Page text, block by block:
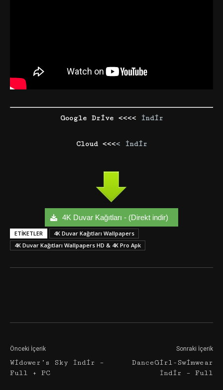
Google Drive <<<< İndir
Cloud <<<< İndir
4K Duvar Kağıtları - (Direkt indir)
ETIKETLER
4K Duvar Kağıtları Wallpapers
4K Duvar Kağıtları Wallpapers HD & 4K Pro Apk
Önceki İçerik
Widower’s Sky İndir –
Full + PC
Sonraki İçerik
DanceGirl-Swimwear
İndir – Full